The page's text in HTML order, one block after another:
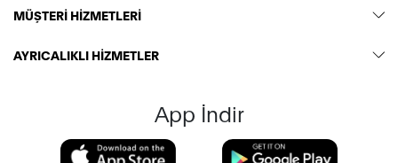
MÜŞTERİ HİZMETLERİ
AYRICALIKLI HİZMETLER
App İndir